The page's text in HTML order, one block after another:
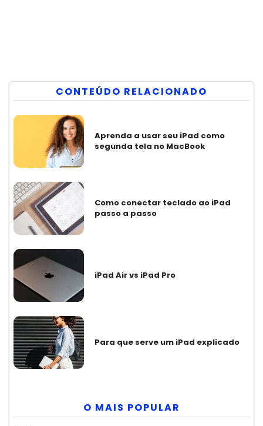
CONTEÚDO RELACIONADO
Aprenda a usar seu iPad como
segunda tela no MacBook
Como conectar teclado ao iPad
passo a passo
iPad Air vs iPad Pro
Para que serve um iPad explicado
O MAIS POPULAR